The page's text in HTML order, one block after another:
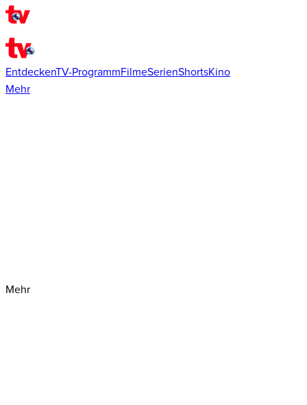
EntdeckenTV-ProgrammFilmeSerienShortsKino
Mehr
Mehr